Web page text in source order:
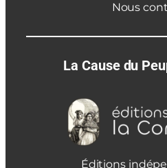
Nous
La Cause du
Éditions